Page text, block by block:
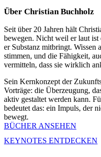
Über Christian Buchholz
Seit über 20 Jahren hält
bewegen. Nicht weil er laut
er Substanz mitbringt. Wissen
stimmen, und die Fähigkeit,
vermitteln, dass sie wirklich
Sein Kernkonzept der
Vorträge: die Überzeugung,
aktiv gestaltet werden kann.
bedeutet das: ein Impuls, der
bewegt.
BÜCHER ANSEHEN
KEYNOTES ENTDECKEN